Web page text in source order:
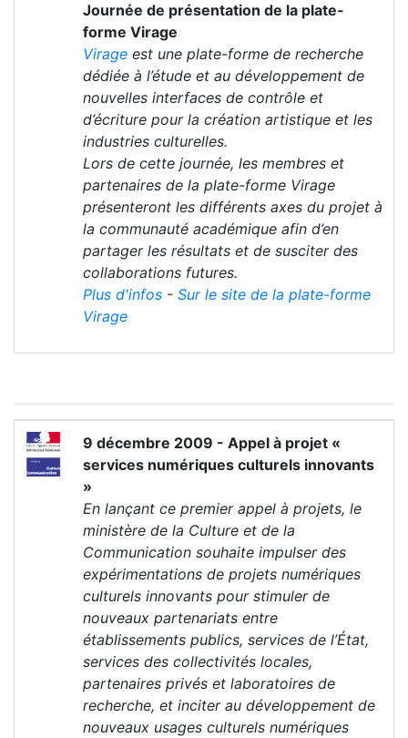
Journée de présentation de la plate-
forme Virage
Virage est une plate-forme de recherche
dédiée à l’étude et au développement de
nouvelles interfaces de contrôle et
d’écriture pour la création artistique et les
industries culturelles.
Lors de cette journée, les membres et
partenaires de la plate-forme Virage
présenteront les différents axes du projet à
la communauté académique afin d’en
partager les résultats et de susciter des
collaborations futures.
Plus d'infos - Sur le site de la plate-forme
Virage
9 décembre 2009 - Appel à projet «
services numériques culturels innovants
»
En lançant ce premier appel à projets, le
ministère de la Culture et de la
Communication souhaite impulser des
expérimentations de projets numériques
culturels innovants pour stimuler de
nouveaux partenariats entre
établissements publics, services de l’État,
services des collectivités locales,
partenaires privés et laboratoires de
recherche, et inciter au développement de
nouveaux usages culturels numériques